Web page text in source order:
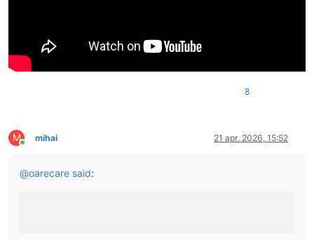
8
M
Conectat
mihai 21 apr. 2026, 15:52
@oarecare said: